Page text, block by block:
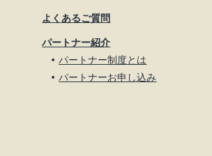
よくあるご質問
パートナー紹介
パートナー制度とは
パートナーお申し込み